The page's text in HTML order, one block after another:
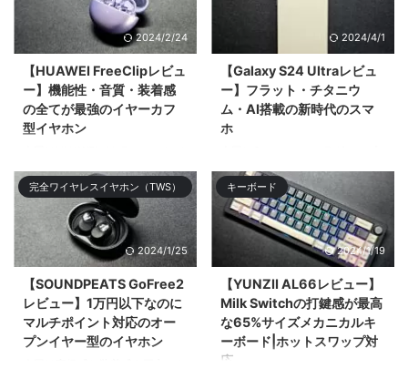
2024/2/24
【HUAWEI FreeClipレビュ
ー】機能性・音質・装着感
の全てが最強のイヤーカフ
型イヤホン
11,749%の超絶大成功を記録した
オープンタイプ（&# ...
2024/4/1
【Galaxy S24 Ultraレビュ
ー】フラット・チタニウ
ム・AI搭載の新時代のスマ
ホ
スマホ「Galaxy S24 Ultra」をレ
ビューする。大まかなデザ ...
完全ワイヤレスイヤホン（TWS）
2024/1/25
【SOUNDPEATS GoFree2
レビュー】1万円以下なのに
マルチポイント対応のオー
プンイヤー型のイヤホン
キーボード
2024/1/19
【YUNZII AL66レビュー】
Milk Switchの打鍵感が最高
な65%サイズメカニカルキ
ーボード|ホットスワップ対
応